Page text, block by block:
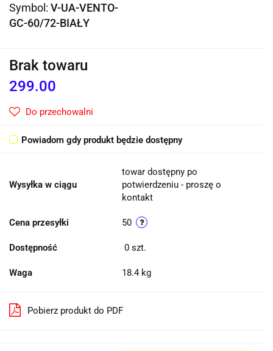
Symbol: V-UA-VENTO-
GC-60/72-BIAŁY
Brak towaru
299.00
Do przechowalni
Powiadom gdy produkt będzie dostępny
Wysyłka w ciągu
towar dostępny po
potwierdzeniu - proszę o
kontakt
Cena przesyłki 50
Dostępność 0 szt.
Waga 18.4 kg
Pobierz produkt do PDF